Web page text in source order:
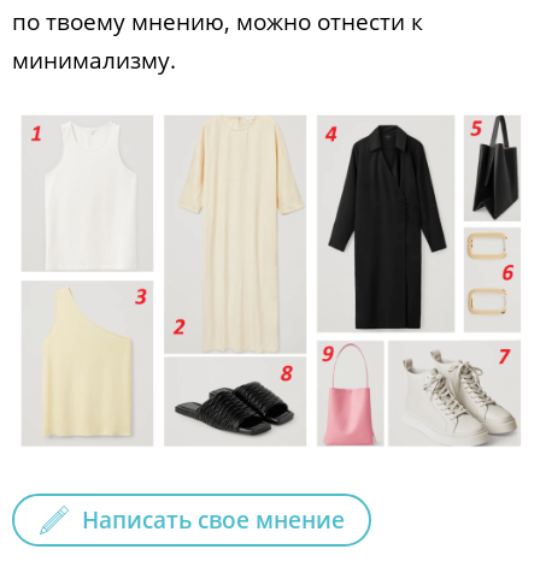
по твоему мнению, можно отнести к
минимализму.
Написать свое мнение